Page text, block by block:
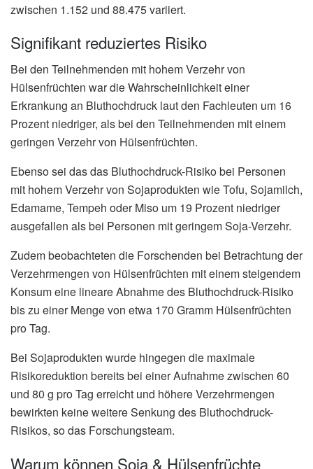
zwischen 1.152 und 88.475 variiert.
Signifikant reduziertes Risiko
Bei den Teilnehmenden mit hohem Verzehr von
Hülsenfrüchten war die Wahrscheinlichkeit einer
Erkrankung an Bluthochdruck laut den Fachleuten um 16
Prozent niedriger, als bei den Teilnehmenden mit einem
geringen Verzehr von Hülsenfrüchten.
Ebenso sei das das Bluthochdruck-Risiko bei Personen
mit hohem Verzehr von Sojaprodukten wie Tofu, Sojamilch,
Edamame, Tempeh oder Miso um 19 Prozent niedriger
ausgefallen als bei Personen mit geringem Soja-Verzehr.
Zudem beobachteten die Forschenden bei Betrachtung der
Verzehrmengen von Hülsenfrüchten mit einem steigendem
Konsum eine lineare Abnahme des Bluthochdruck-Risiko
bis zu einer Menge von etwa 170 Gramm Hülsenfrüchten
pro Tag.
Bei Sojaprodukten wurde hingegen die maximale
Risikoreduktion bereits bei einer Aufnahme zwischen 60
und 80 g pro Tag erreicht und höhere Verzehrmengen
bewirkten keine weitere Senkung des Bluthochdruck-
Risikos, so das Forschungsteam.
Warum können Soja & Hülsenfrüchte